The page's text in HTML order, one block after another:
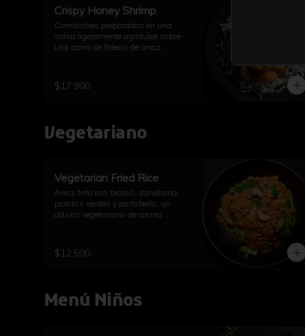
Crispy Honey Shrimp.
Camarones preparados en una
salsa ligeramente agridulce sobre
una cama de fideos de arroz
$17.900
Vegetariano
Vegetarian Fried Rice
Arroz frito con brócoli, zanahoria,
porotos verdes y portobello, un
clásico vegetariano de cocina
$12.500
Menú Niños